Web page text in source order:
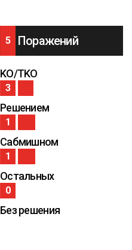
5 Поражений
KO/TKO
3
Решением
1
Сабмишном
1
Остальных
0
Без решения